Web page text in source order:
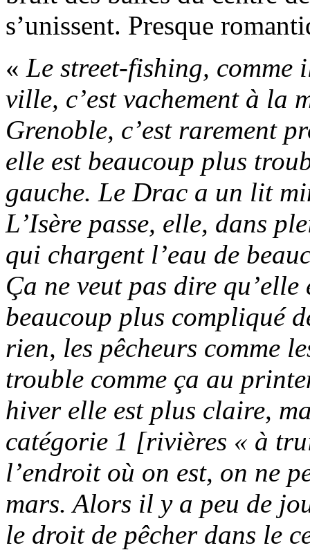
s’unissent. Presque
« Le street-fishing, comme
ville, c’est vachement à la
Grenoble, c’est rarement
elle est beaucoup plus
gauche. Le Drac a un lit
L’Isère passe, elle, dans
qui chargent l’eau de
Ça ne veut pas dire qu’elle
beaucoup plus compliqué
rien, les pêcheurs comme
trouble comme ça au
hiver elle est plus claire,
catégorie 1 [rivières « à
l’endroit où on est, on ne
mars. Alors il y a peu de
le droit de pêcher dans le